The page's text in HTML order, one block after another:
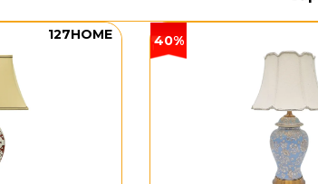
127HOME 40%